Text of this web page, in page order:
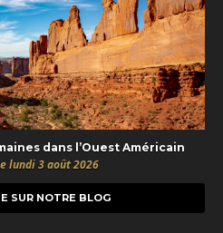
dans l’Ouest Américain
lundi 3 août 2026
SUR NOTRE BLOG